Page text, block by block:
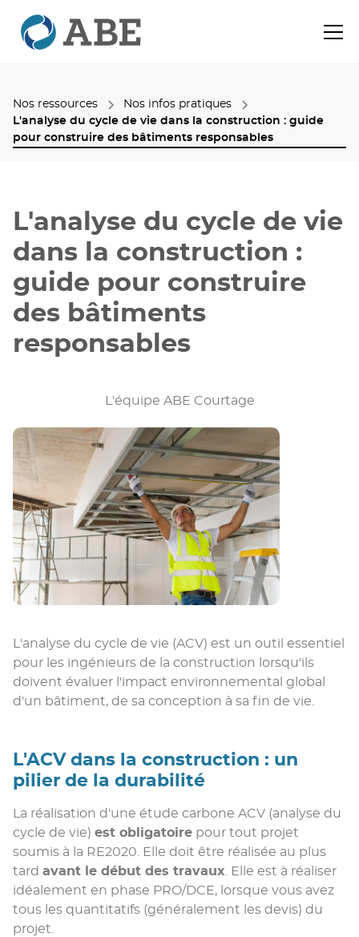
Nos ressources
Nos infos pratiques
L'analyse du cycle de vie dans la construction : guide
pour construire des bâtiments responsables
L'analyse du cycle de vie
dans la construction :
guide pour construire
des bâtiments
responsables
L'équipe ABE Courtage
L'analyse du cycle de vie (ACV) est un outil essentiel
pour les ingénieurs de la construction lorsqu'ils
doivent évaluer l'impact environnemental global
d'un bâtiment, de sa conception à sa fin de vie.
L'ACV dans la construction : un
pilier de la durabilité
La réalisation d'une étude carbone ACV (analyse du
cycle de vie) est obligatoire pour tout projet
soumis à la RE2020. Elle doit être réalisée au plus
tard avant le début des travaux . Elle est à réaliser
idéalement en phase PRO/DCE, lorsque vous avez
tous les quantitatifs (généralement les devis) du
projet.